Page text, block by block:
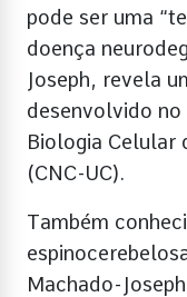
pode ser uma
doença
Joseph, revela
desenvolvido no
Biologia Celular
(CNC-UC).
Também
Machado-